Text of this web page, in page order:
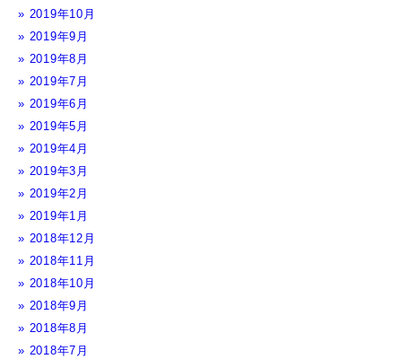
2019年10月
2019年9月
2019年8月
2019年7月
2019年6月
2019年5月
2019年4月
2019年3月
2019年2月
2019年1月
2018年12月
2018年11月
2018年10月
2018年9月
2018年8月
2018年7月